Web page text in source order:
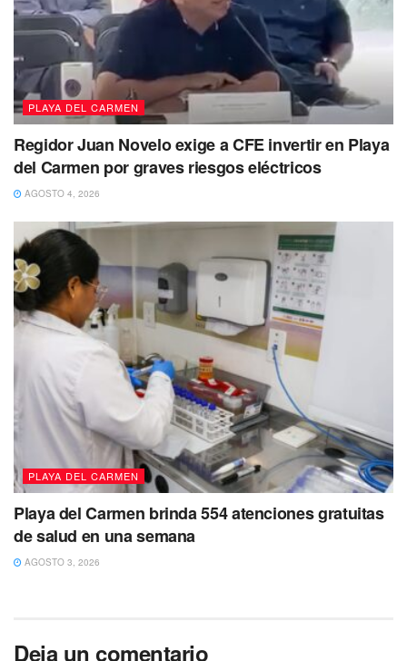
Tags: Coalición Miguel Ángel Mancera
PLAYA DEL CARMEN
Regidor Juan Novelo exige a CFE invertir en Playa
del Carmen por graves riesgos eléctricos
AGOSTO 4, 2026
PLAYA DEL CARMEN
Playa del Carmen brinda 554 atenciones gratuitas
de salud en una semana
AGOSTO 3, 2026
Deja un comentario